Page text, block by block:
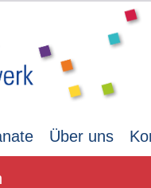
Über uns